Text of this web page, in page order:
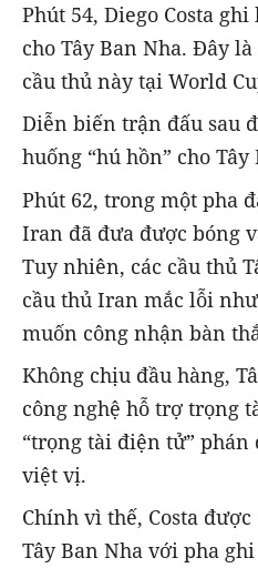
Phút 54, Diego Costa
cho Tây Ban Nha. Đây
cầu thủ này tại World
Diễn biến trận đấu sau
huống “hú hồn” cho Tây
Phút 62, trong một pha
Iran đã đưa được bóng
Tuy nhiên, các cầu thủ
cầu thủ Iran mắc lỗi
muốn công nhận bàn
Không chịu đầu hàng,
công nghệ hỗ trợ trọng
“trọng tài điện tử”
việt vị.
Chính vì thế, Costa
Tây Ban Nha với pha